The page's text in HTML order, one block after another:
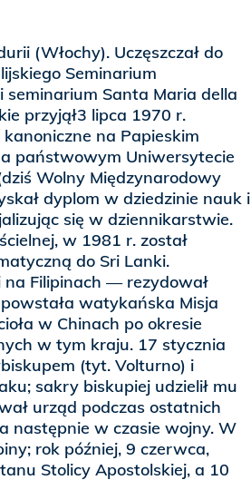
(Włochy). Uczęszczał do
Seminarium
seminarium Santa Maria della
przyjął3 lipca 1970 r.
na Papieskim
państwowym Uniwersytecie
Wolny Międzynarodowy
dyplom w dziedzinie nauk i
się w dziennikarstwie.
w 1981 r. został
do Sri Lanki.
na Filipinach — rezydował
watykańska Misja
w Chinach po okresie
w tym kraju. 17 stycznia
(tyt. Volturno) i
sakry biskupiej udzielił mu
urząd podczas ostatnich
następnie w czasie wojny. W
rok później, 9 czerwca,
Stolicy Apostolskiej, a 10